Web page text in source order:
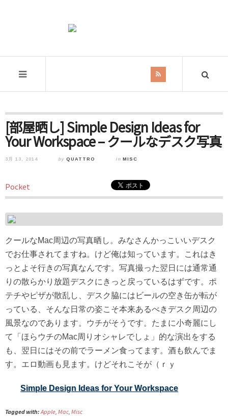
[部屋晒し] Simple Design Ideas for
Your Workspace – クールなデスク写真
3月 13, 2014 by QUATTRO in MISC
Pocket
クールなMac周辺の写真晒し。みなさんかっこいいデスク
でお仕事されてますね。けど俺は知っています。これはき
っとよそ行きの写真なんです。写真撮った翌日には通常通
りの散らかり放題デスクにきっと戻っているはずです。ポ
テチやピザが散乱し、デスク脇にはビールの空き缶が転が
っている、そんな日常の姿こそ本来あるべきデスク周辺の
風景なのであります。ウチがそうです。たまに小奇麗にし
て「ほらウチのMac周りオシャレでしょ」的な演出をする
も、翌日にはその前でラーメン食ってます。酒も飲んでま
す。エロ動画も見ます。けどそれこそが（ｒｙ
Simple Design Ideas for Your Workspace
Tagged with: Apple, Mac, Misc